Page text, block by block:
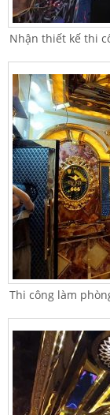
Nhận thiết kế thi
Thi công làm